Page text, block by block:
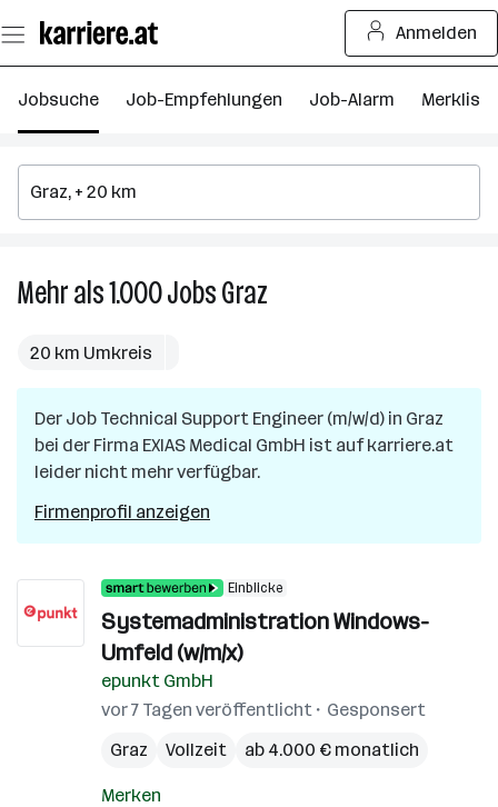
Seiteninhalt
springen
Anmelden
Jobsuche Job-Empfehlungen Job-Alarm Merkliste
Mehr als 1.000JobsGraz
in
Graz
20 km Umkreis
Der Job Technical Support Engineer (m/w/d) in Graz
bei der Firma EXIAS Medical GmbH ist auf karriere.at
leider nicht mehr verfügbar.
Firmenprofil anzeigen
Einblicke
Systemadministration Windows-
Umfeld (w/m/x)
epunkt GmbH
vor 7 Tagen veröffentlicht
Gesponsert
Graz
Vollzeit ab 4.000 € monatlich
Merken